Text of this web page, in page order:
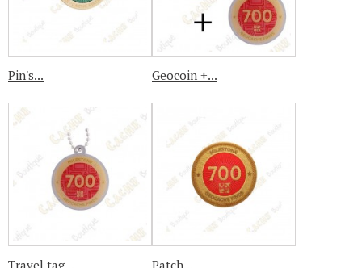
Pin's... Geocoin +...
Travel tag... Patch...